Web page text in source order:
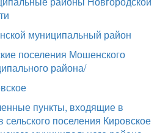
муниципальный район
поселения Мошенского
района/
пункты, входящие в
сельского поселения Кировское